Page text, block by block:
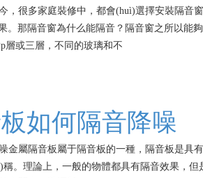
，很多家庭裝修中，都會(huì)選擇安裝隔音窗
。那隔音窗為什么能隔音？隔音窗之所以能夠隔
層或三層，不同的玻璃和不
如何隔音降噪
屬隔音板屬于隔音板的一種，隔音板是具
。理論上，一般的物體都具有隔音效果，